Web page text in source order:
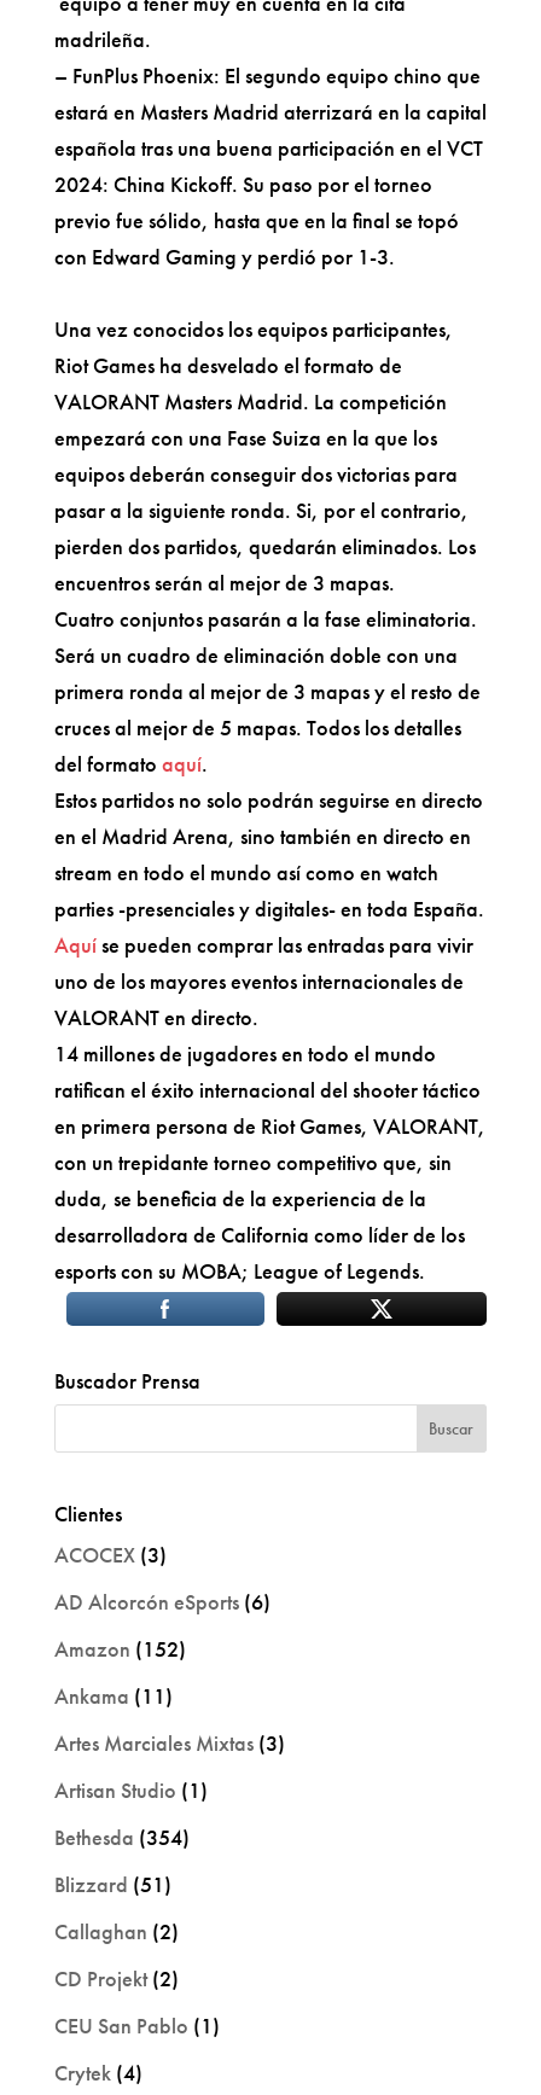
madrileña.
– FunPlus Phoenix: El segundo equipo chino que
estará en Masters Madrid aterrizará en la capital
española tras una buena participación en el VCT
2024: China Kickoff. Su paso por el torneo
previo fue sólido, hasta que en la final se topó
con Edward Gaming y perdió por 1-3.
Una vez conocidos los equipos participantes,
Riot Games ha desvelado el formato de
VALORANT Masters Madrid. La competición
empezará con una Fase Suiza en la que los
equipos deberán conseguir dos victorias para
pasar a la siguiente ronda. Si, por el contrario,
pierden dos partidos, quedarán eliminados. Los
encuentros serán al mejor de 3 mapas.
Cuatro conjuntos pasarán a la fase eliminatoria.
Será un cuadro de eliminación doble con una
primera ronda al mejor de 3 mapas y el resto de
cruces al mejor de 5 mapas. Todos los detalles
del formato aquí.
Estos partidos no solo podrán seguirse en directo
en el Madrid Arena, sino también en directo en
stream en todo el mundo así como en watch
parties -presenciales y digitales- en toda España.
Aquíse pueden comprar las entradas para vivir
uno de los mayores eventos internacionales de
VALORANT en directo.
14 millones de jugadores en todo el mundo
ratifican el éxito internacional del shooter táctico
en primera persona de Riot Games, VALORANT,
con un trepidante torneo competitivo que, sin
duda, se beneficia de la experiencia de la
desarrolladora de California como líder de los
esports con su MOBA; League of Legends.
Buscador Prensa
Clientes
ACOCEX(3)
AD Alcorcón eSports(6)
Amazon (152)
Ankama (11)
Artes Marciales Mixtas(3)
Artisan Studio (1)
Bethesda (354)
Blizzard (51)
Callaghan (2)
CD Projekt(2)
CEU San Pablo (1)
Crytek(4)